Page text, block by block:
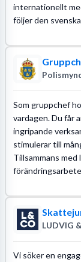
internationellt
följer den
Som gruppchef
vardagen. Du får
ingripande
stimulerar till
Tillsammans
LUDVIG
Vi söker en